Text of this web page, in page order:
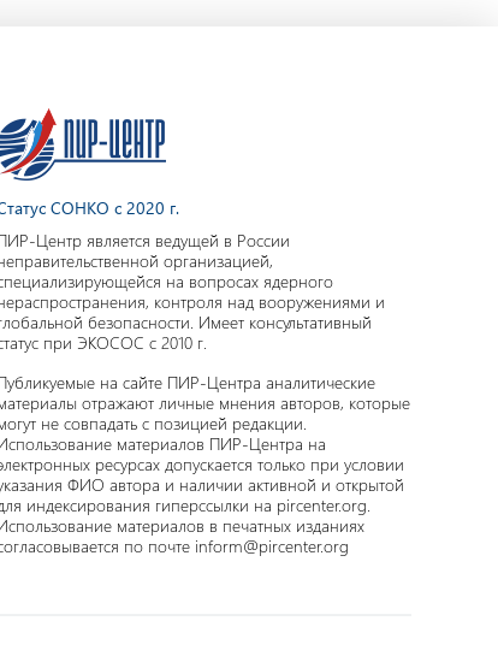
СОНКО с 2020 г.
Центр является ведущей в России
организацией,
на вопросах ядерного
контроля над вооружениями и
безопасности. Имеет консультативный
при ЭКОСОС с 2010 г.
на сайте ПИР-Центра аналитические
отражают личные мнения авторов, которые
не совпадать с позицией редакции.
материалов ПИР-Центра на
ресурсах допускается только при условии
ФИО автора и наличии активной и открытой
индексирования гиперссылки на pircenter.org.
материалов в печатных изданиях
по почте inform@pircenter.org